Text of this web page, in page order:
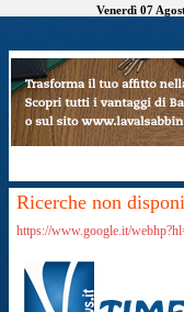
Venerdì 07
Ricerche non
https://www.google.it/